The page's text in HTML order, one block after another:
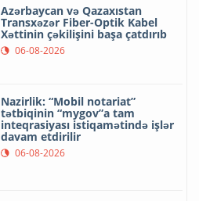
Azərbaycan və Qazaxıstan
Transxəzər Fiber-Optik Kabel
Xəttinin çəkilişini başa çatdırıb
06-08-2026
Nazirlik: “Mobil notariat”
tətbiqinin “mygov”a tam
inteqrasiyası istiqamətində işlər
davam etdirilir
06-08-2026